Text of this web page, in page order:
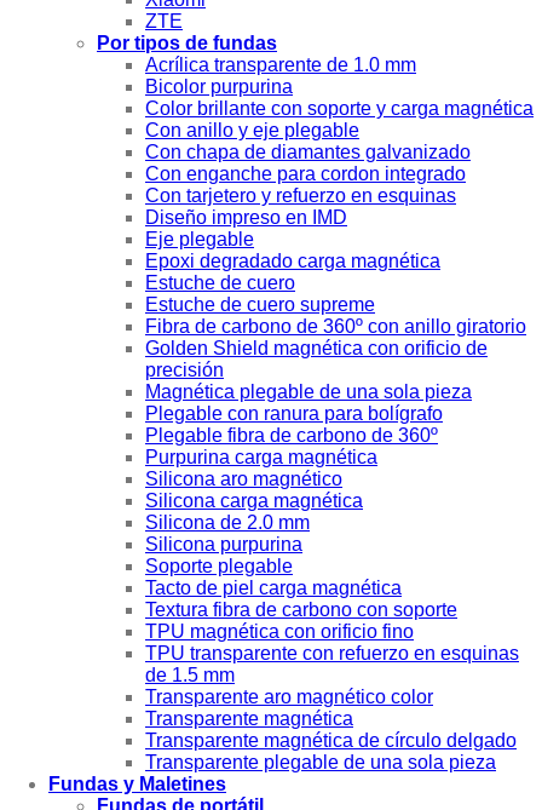
ZTE
Por tipos de fundas
Acrílica transparente de 1.0 mm
Bicolor purpurina
Color brillante con soporte y carga magnética
Con anillo y eje plegable
Con chapa de diamantes galvanizado
Con enganche para cordon integrado
Con tarjetero y refuerzo en esquinas
Diseño impreso en IMD
Eje plegable
Epoxi degradado carga magnética
Estuche de cuero
Estuche de cuero supreme
Fibra de carbono de 360º con anillo giratorio
Golden Shield magnética con orificio de
precisión
Magnética plegable de una sola pieza
Plegable con ranura para bolígrafo
Plegable fibra de carbono de 360º
Purpurina carga magnética
Silicona aro magnético
Silicona carga magnética
Silicona de 2.0 mm
Silicona purpurina
Soporte plegable
Tacto de piel carga magnética
Textura fibra de carbono con soporte
TPU magnética con orificio fino
TPU transparente con refuerzo en esquinas
de 1.5 mm
Transparente aro magnético color
Transparente magnética
Transparente magnética de círculo delgado
Transparente plegable de una sola pieza
Fundas y Maletines
Fundas de portátil